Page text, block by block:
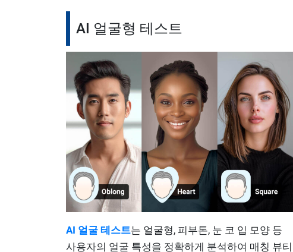
AI 얼굴형 테스트
AI 얼굴 테스트는 얼굴형, 피부톤, 눈 코 입 모양 등
사용자의 얼굴 특성을 정확하게 분석하여 매칭 뷰티